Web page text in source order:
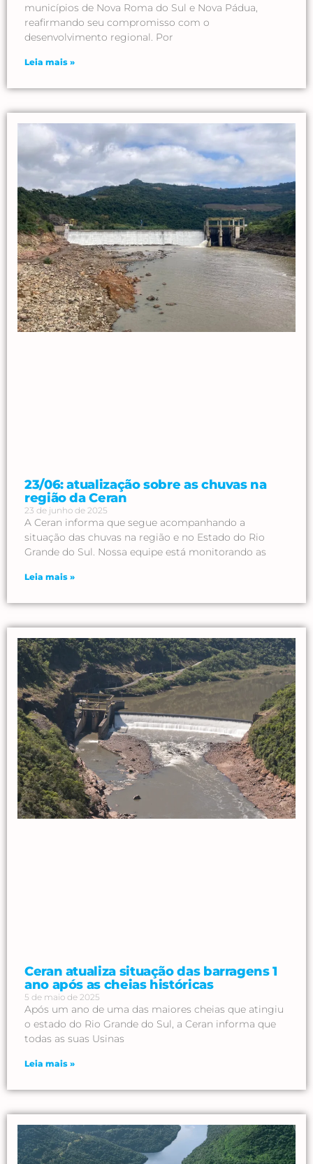
municípios de Nova Roma do Sul e Nova Pádua,
reafirmando seu compromisso com o
desenvolvimento regional. Por
Leia mais »
23/06: atualização sobre as chuvas na
região da Ceran
23 de junho de 2025
A Ceran informa que segue acompanhando a
situação das chuvas na região e no Estado do Rio
Grande do Sul. Nossa equipe está monitorando as
Leia mais »
Ceran atualiza situação das barragens 1
ano após as cheias históricas
5 de maio de 2025
Após um ano de uma das maiores cheias que atingiu
o estado do Rio Grande do Sul, a Ceran informa que
todas as suas Usinas
Leia mais »